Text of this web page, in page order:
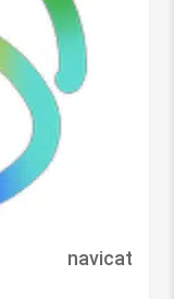
navicat